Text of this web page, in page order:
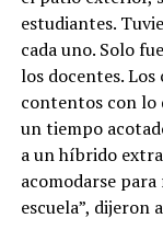
estudiantes.
cada uno. Solo
los docentes.
contentos con lo
un tiempo
a un híbrido
acomodarse
escuela”, dijeron